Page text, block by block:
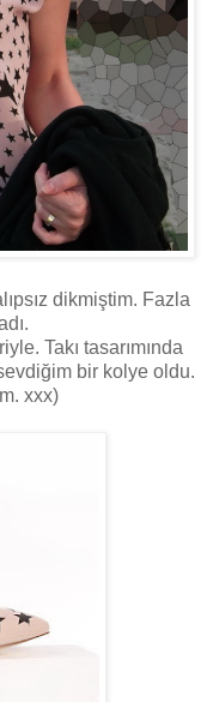
dikmiştim. Fazla
Takı tasarımında
bir kolye oldu.
xxx)